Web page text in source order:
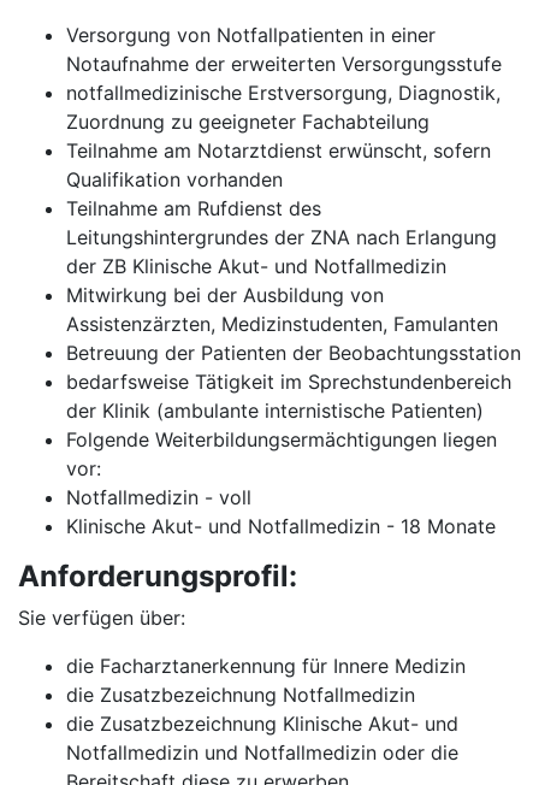
Versorgung von Notfallpatienten in einer
Notaufnahme der erweiterten Versorgungsstufe
notfallmedizinische Erstversorgung, Diagnostik,
Zuordnung zu geeigneter Fachabteilung
Teilnahme am Notarztdienst erwünscht, sofern
Qualifikation vorhanden
Teilnahme am Rufdienst des
Leitungshintergrundes der ZNA nach Erlangung
der ZB Klinische Akut- und Notfallmedizin
Mitwirkung bei der Ausbildung von
Assistenzärzten, Medizinstudenten, Famulanten
Betreuung der Patienten der Beobachtungsstation
bedarfsweise Tätigkeit im Sprechstundenbereich
der Klinik (ambulante internistische Patienten)
Folgende Weiterbildungsermächtigungen liegen
vor:
Notfallmedizin - voll
Klinische Akut- und Notfallmedizin - 18 Monate
Anforderungsprofil:
Sie verfügen über:
die Facharztanerkennung für Innere Medizin
die Zusatzbezeichnung Notfallmedizin
die Zusatzbezeichnung Klinische Akut- und
Notfallmedizin und Notfallmedizin oder die